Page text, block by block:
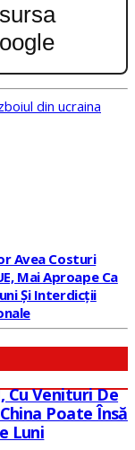
din ucraina
Avea Costuri
Mai Aproape Ca
Și Interdicții
Cu Venituri De
Poate Însă
Luni